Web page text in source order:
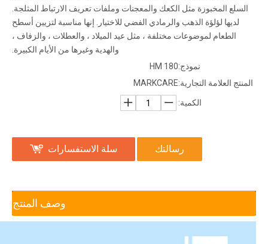
السلع المخبوزة مثل الكعك والمعجنات وملفات تعريف الارتباط المثلجة.
لديها لؤلؤة الذهب والرمادي الفضي للاختيار. إنها مناسبة لتزيين أسطح
الطعام لموضوعات مختلفة ، مثل عيد الميلاد ، والعطلات ، والزفاف ،
والهدية وغيرها من الأيام الكبيرة.
نموذج:HM 180
المنتج العلامة التجارية:MARKCARE
الكمية:
رسالتك سلة الاستفسارات
وصف المنتج